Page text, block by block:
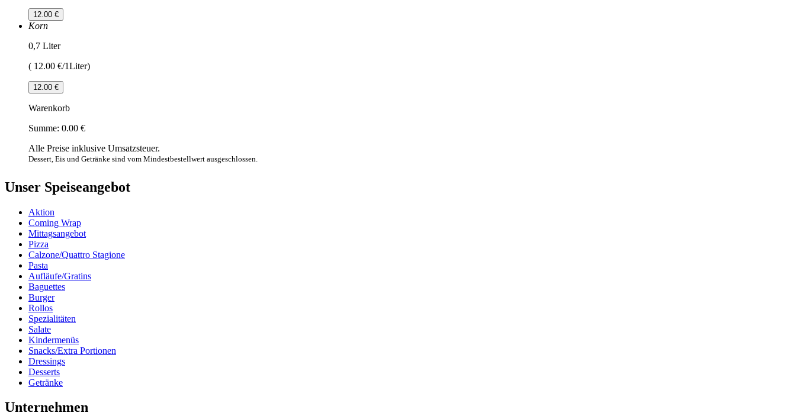
12.00 €
Korn
0,7 Liter
( 12.00 €/1Liter)
12.00 €
Warenkorb
Summe: 0.00 €
Alle Preise inklusive Umsatzsteuer.
Dessert, Eis und Getränke sind vom Mindestbestellwert ausgeschlossen.
Unser Speiseangebot
Aktion
Coming Wrap
Mittagsangebot
Pizza
Calzone/Quattro Stagione
Pasta
Aufläufe/Gratins
Baguettes
Burger
Rollos
Spezialitäten
Salate
Kindermenüs
Snacks/Extra Portionen
Dressings
Desserts
Getränke
Unternehmen